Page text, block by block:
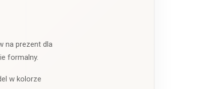
na prezent dla
formalny.
w kolorze